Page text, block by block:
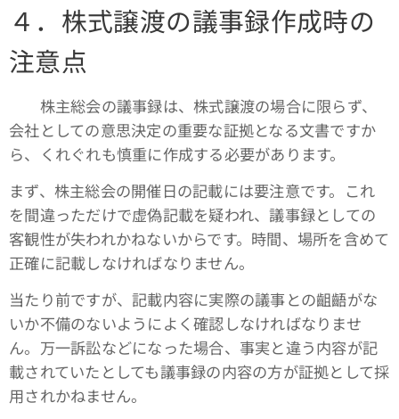
４．株式譲渡の議事録作成時の
注意点
株主総会の議事録は、株式譲渡の場合に限らず、
会社としての意思決定の重要な証拠となる文書ですか
ら、くれぐれも慎重に作成する必要があります。
まず、株主総会の開催日の記載には要注意です。これ
を間違っただけで虚偽記載を疑われ、議事録としての
客観性が失われかねないからです。時間、場所を含めて
正確に記載しなければなりません。
当たり前ですが、記載内容に実際の議事との齟齬がな
いか不備のないようによく確認しなければなりませ
ん。万一訴訟などになった場合、事実と違う内容が記
載されていたとしても議事録の内容の方が証拠として採
用されかねません。